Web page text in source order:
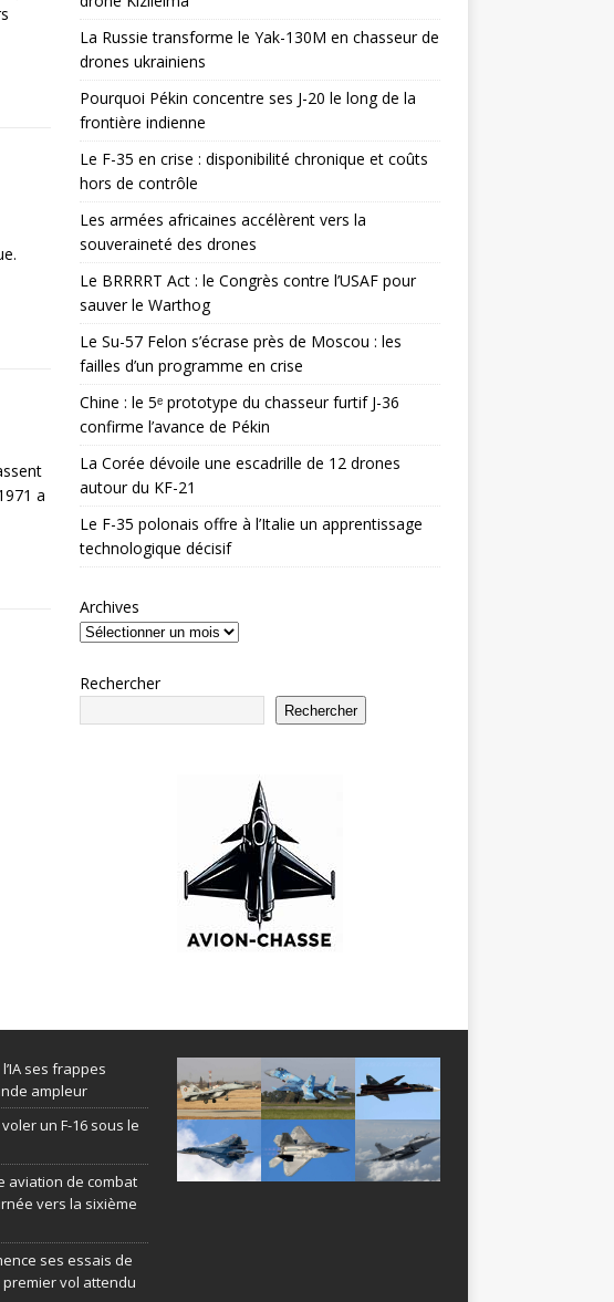
a
La Russie transforme le Yak-130M en chasseur de
drones ukrainiens
Pourquoi Pékin concentre ses J-20 le long de la
frontière indienne
Le F-35 en crise : disponibilité chronique et coûts
hors de contrôle
Les armées africaines accélèrent vers la
souveraineté des drones
Le BRRRRT Act : le Congrès contre l’USAF pour
sauver le Warthog
Le Su-57 Felon s’écrase près de Moscou : les
failles d’un programme en crise
Chine : le 5ᵉ prototype du chasseur furtif J-36
confirme l’avance de Pékin
La Corée dévoile une escadrille de 12 drones
autour du KF-21
Le F-35 polonais offre à l’Italie un apprentissage
technologique décisif
Archives
Rechercher
Rechercher
ses frappes
ampleur
voler un F-16 sous le
aviation de combat
vers la sixième
ses essais de
vol attendu